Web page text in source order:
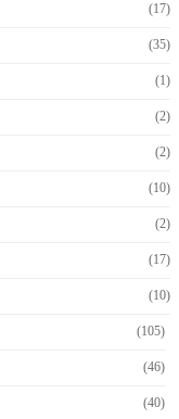
(17)
(35)
(1)
(2)
(2)
(10)
(2)
(17)
(10)
(105)
(46)
(40)